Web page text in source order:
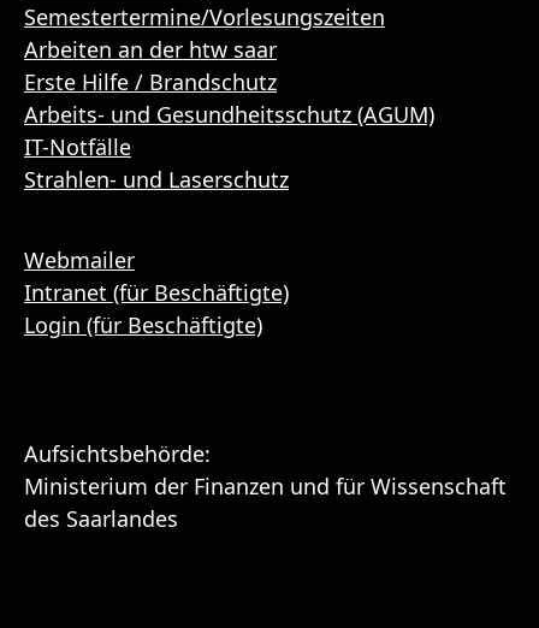
Semestertermine/Vorlesungszeiten
Arbeiten an der htw saar
Erste Hilfe / Brandschutz
Arbeits- und Gesundheitsschutz (AGUM)
IT-Notfälle
Strahlen- und Laserschutz
Webmailer
Intranet (für Beschäftigte)
Login (für Beschäftigte)
Aufsichtsbehörde:
Ministerium der Finanzen und für Wissenschaft
des Saarlandes